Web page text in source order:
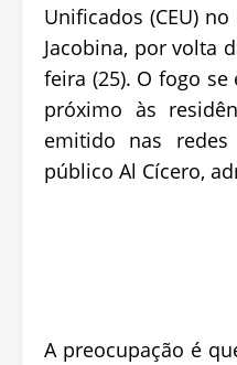
Unificados (CEU)
Jacobina, por volta
feira (25). O fogo
próximo às
emitido nas
público Al Cícero,
A preocupação é